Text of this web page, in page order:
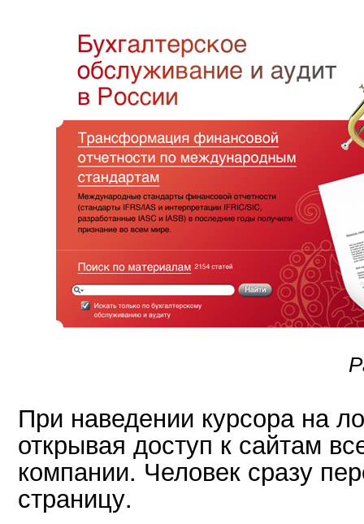
При наведении курсора на
открывая доступ к сайтам
компании. Человек сразу
страницу.